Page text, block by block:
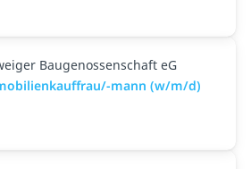
Baugenossenschaft eG
mann (w/m/d)